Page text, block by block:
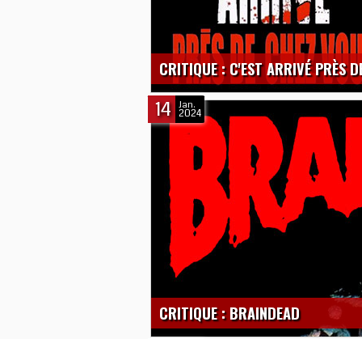
CRITIQUE : C'EST ARRIVÉ PRÈS
CRITIQUE : BRAINDEAD
14 Jan.
2024